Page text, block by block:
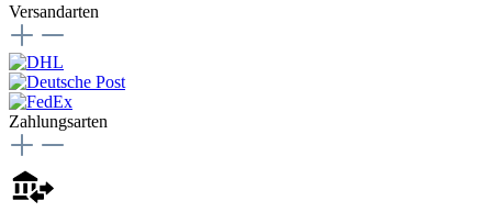
Versandarten
Zahlungsarten